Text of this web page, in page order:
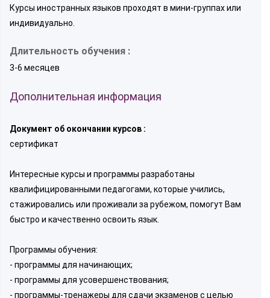
Курсы иностранных языков проходят в мини-группах или
индивидуально.
Длительность обучения :
3-6 месяцев
Дополнительная информация
Документ об окончании курсов :
сертификат
Интересные курсы и программы разработаны
квалифицированными педагогами, которые учились,
стажировались или проживали за рубежом, помогут Вам
быстро и качественно освоить язык.
Программы обучения:
- программы для начинающих;
- программы для усовершенствования;
- программы-тренажеры для сдачи экзаменов с целью